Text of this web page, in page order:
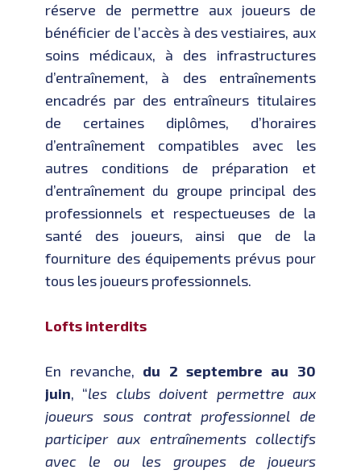
réserve de permettre aux joueurs de
bénéficier de l’accès à des vestiaires, aux
soins médicaux, à des infrastructures
d’entraînement, à des entraînements
encadrés par des entraîneurs titulaires
de certaines diplômes, d’horaires
d’entraînement compatibles avec les
autres conditions de préparation et
d’entraînement du groupe principal des
professionnels et respectueuses de la
santé des joueurs, ainsi que de la
fourniture des équipements prévus pour
tous les joueurs professionnels.
Lofts interdits
En revanche, du 2 septembre au 30
juin, “les clubs doivent permettre aux
joueurs sous contrat professionnel de
participer aux entraînements collectifs
avec le ou les groupes de joueurs